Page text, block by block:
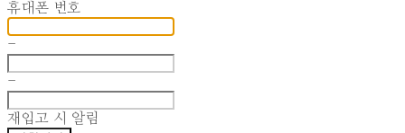
휴대폰 번호
-
-
재입고 시 알림